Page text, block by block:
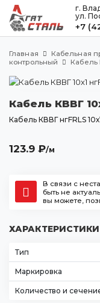
г.
ул.
+7
ДОСТАВКА И
КОНТАКТЫ
Владивосток
+7 (423) 254 0
agatstal@mail.ru
Главная Кабельная
контрольный
Кабель
Кабель КВВГ
Кабель КВВГ нгFRLS
123.9 ₽/м
В связи с
быть не
вы можете,
ХАРАКТЕРИСТИКИ
Тип
Маркировка
Количество и